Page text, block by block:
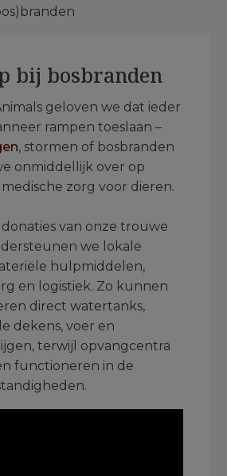
bij bosbranden
geloven we dat ieder
rampen toeslaan –
, stormen of bosbranden
onmiddellijk over op
zorg voor dieren.
van onze trouwe
we lokale
hulpmiddelen,
en logistiek. Zo kunnen
direct watertanks,
dekens, voer en
terwijl opvangcentra
functioneren in de